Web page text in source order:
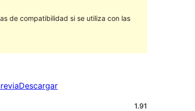
de compatibilidad si se utiliza con las
Descargar
1.91